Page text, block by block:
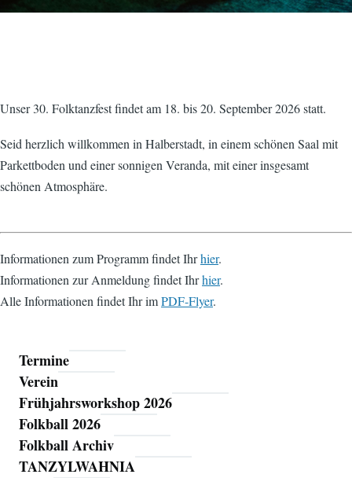
Unser 30. Folktanzfest findet am 18. bis 20. September 2026 statt.
Seid herzlich willkommen in Halberstadt, in einem schönen Saal mit
Parkettboden und einer sonnigen Veranda, mit einer insgesamt
schönen Atmosphäre.
Informationen zum Programm findet Ihrhier.
Informationen zur Anmeldung findet Ihrhier.
Alle Informationen findet Ihr imPDF-Flyer.
Folktanz
Halberstadt
Termine
Verein
Frühjahrsworkshop 2026
Folkball 2026
Folkball Archiv
TANZYLWAHNIA